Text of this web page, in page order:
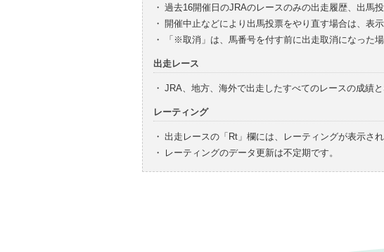
・ 過去16開催日のJRAのレースのみの出走履歴、出馬
・ 開催中止などにより出馬投票をやり直す場合は、表示
・
「※取消」は、馬番号を付す前に出走取消になった場
出走レース
・ JRA、地方、海外で出走したすべてのレースの成績
レーティング
・ 出走レースの「Rt」欄には、レーティングが表示され
・
レーティングのデータ更新は不定期です。